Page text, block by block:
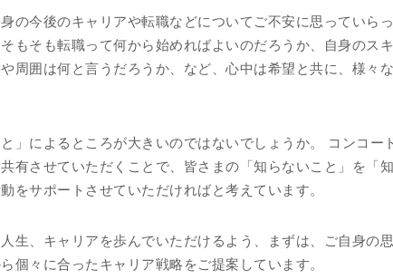
の今後のキャリアや転職などについてご不安に思っていらっ
もそも転職って何から始めればよいのだろうか、自身のスキ
周囲は何と言うだろうか、など、心中は希望と共に、様々な
」によるところが大きいのではないでしょうか。 コンコー
有させていただくことで、皆さまの「知らないこと」を「知
をサポートさせていただければと考えています。
生、キャリアを歩んでいただけるよう、まずは、ご自身の思
個々に合ったキャリア戦略をご提案しています。